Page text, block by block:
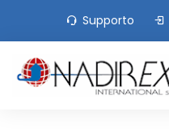
Supporto